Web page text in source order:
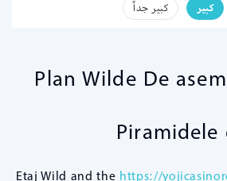
كبير كبير جداً
Plan Wilde De
Etaj Wild and the https://